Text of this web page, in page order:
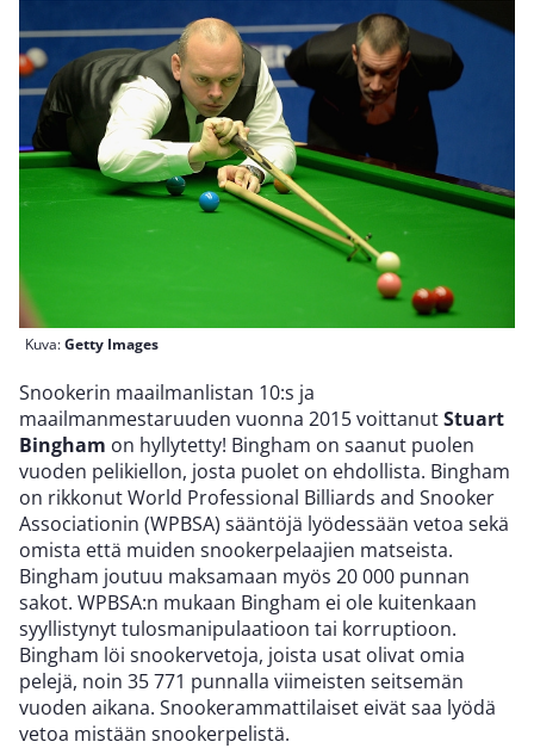
Kuva:Getty Images
Snookerin maailmanlistan 10:s ja
maailmanmestaruuden vuonna 2015 voittanutStuart
Bingham on hyllytetty! Bingham on saanut puolen
vuoden pelikiellon, josta puolet on ehdollista. Bingham
on rikkonut World Professional Billiards and Snooker
Associationin (WPBSA) sääntöjä lyödessään vetoa sekä
omista että muiden snookerpelaajien matseista.
Bingham joutuu maksamaan myös 20 000 punnan
sakot. WPBSA:n mukaan Bingham ei ole kuitenkaan
syyllistynyt tulosmanipulaatioon tai korruptioon.
Bingham löi snookervetoja, joista usat olivat omia
pelejä, noin 35 771 punnalla viimeisten seitsemän
vuoden aikana. Snookerammattilaiset eivät saa lyödä
vetoa mistään snookerpelistä.